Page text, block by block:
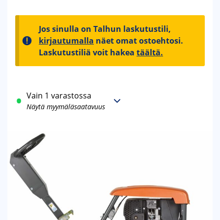
Jos sinulla on Talhun laskutustili,
kirjautumalla näet omat ostoehtosi.
Laskutustiliä voit hakea täältä.
Vain 1 varastossa
Näytä myymäläsaatavuus